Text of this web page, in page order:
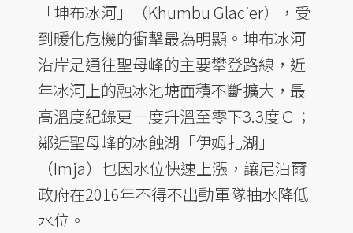
「坤布冰河」（Khumbu Glacier），受
到暖化危機的衝擊最為明顯。坤布冰河
沿岸是通往聖母峰的主要攀登路線，近
年冰河上的融冰池塘面積不斷擴大，最
高溫度紀錄更一度升溫至零下3.3度Ｃ；
鄰近聖母峰的冰蝕湖「伊姆扎湖」
（Imja）也因水位快速上漲，讓尼泊爾
政府在2016年不得不出動軍隊抽水降低
水位。